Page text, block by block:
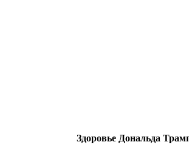
Здоровье Дональда